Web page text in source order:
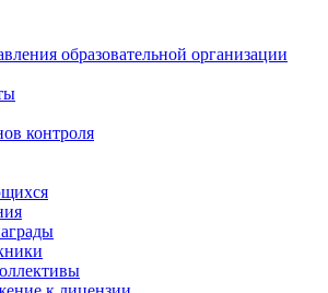
образовательной организации
контроля